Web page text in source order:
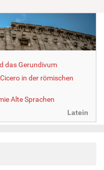
das Gerundivum
in der römischen
Alte Sprachen
Latein